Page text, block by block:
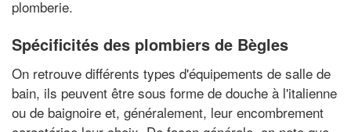
plomberie.
Spécificités des plombiers de Bègles
On retrouve différents types d'équipements de salle de
bain, ils peuvent être sous forme de douche à l'italienne
ou de baignoire et, généralement, leur encombrement